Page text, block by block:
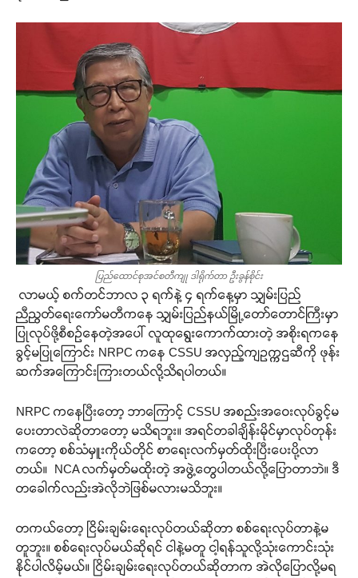
ပြည်ထောင်စုအင်စတီကျု ဒါရိုက်တာ ဦးခွန်စိုင်း
လာမယ့် စက်တင်ဘာလ ၃ ရက်နဲ့ ၄ ရက်နေ့မှာ သျှမ်းပြည်
ညီညွတ်ရေးကော်မတီကနေ သျှမ်းပြည်နယ်မြို့တော်တောင်ကြီးမှာ
ပြုလုပ်ဖို့စီစဉ်နေတဲ့အပေါ် လူထုရွေးကောက်ထားတဲ့ အစိုးရကနေ
ခွင့်မပြုကြောင်း NRPC ကနေ CSSU အလှည့်ကျဥက္ကဌဆီကို ဖုန်း
ဆက်အကြောင်းကြားတယ်လို့သိရပါတယ်။
NRPC ကနေပြီးတော့ ဘာကြောင့် CSSU အစည်းအဝေးလုပ်ခွင့်မ
ပေးတာလဲဆိုတာတော့ မသိရဘူး။ အရင်တခါချိန်းမိုင်မှာလုပ်တုန်း
ကတော့ စစ်သံမှူးကိုယ်တိုင် စာရေးလက်မှတ်ထိုးပြီးပေးပို့လာ
တယ်။ NCA လက်မှတ်မထိုးတဲ့ အဖွဲ့တွေပါတယ်လို့ပြောတာဘဲ။ ဒီ
တခေါက်လည်းအဲလိုဘဲဖြစ်မလားမသိဘူး။
တကယ်တော့ ငြိမ်းချမ်းရေးလုပ်တယ်ဆိုတာ စစ်ရေးလုပ်တာနဲ့မ
တူဘူး။ စစ်ရေးလုပ်မယ်ဆိုရင် ငါနဲ့မတူ ငါ့ရန်သူလို့သုံးကောင်းသုံး
နိုင်ပါလိမ့်မယ်။ ငြိမ်းချမ်းရေးလုပ်တယ်ဆိုတာက အဲလိုပြောလို့မရ